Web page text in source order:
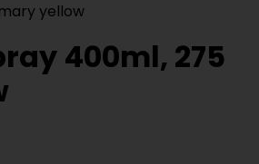
yellow
400ml, 275